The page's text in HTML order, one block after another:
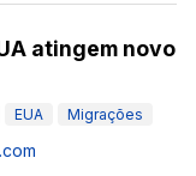
atingem novo
EUA Migrações